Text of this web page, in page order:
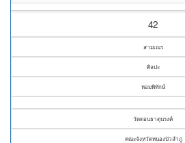
42
สามเณร
ศิลปะ
หอมพิทักษ์
วัดดอนธาตุนรงค์
คณะจังหวัดหนองบัวลำภู